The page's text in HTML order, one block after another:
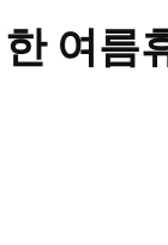
여름